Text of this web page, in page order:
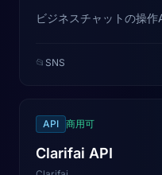
ビジネスチャットの操作
📂 SNS
API 商用可
Clarifai API